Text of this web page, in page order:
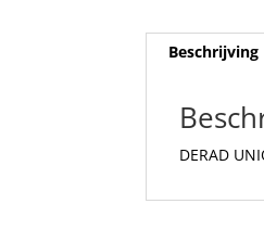
Beschrijving
DERAD